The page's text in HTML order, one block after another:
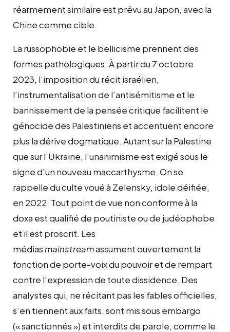
réarmement similaire est prévu au Japon, avec la
Chine comme cible.
La russophobie et le bellicisme prennent des
formes pathologiques. À partir du 7 octobre
2023, l’imposition du récit israélien,
l’instrumentalisation de l’antisémitisme et le
bannissement de la pensée critique facilitent le
génocide des Palestiniens et accentuent encore
plus la dérive dogmatique. Autant sur la Palestine
que sur l’Ukraine, l’unanimisme est exigé sous le
signe d’un nouveau maccarthysme. On se
rappelle du culte voué à Zelensky, idole déifiée,
en 2022. Tout point de vue non conforme à la
doxa est qualifié de poutiniste ou de judéophobe
et il est proscrit. Les
médiasmainstreamassument ouvertement la
fonction de porte-voix du pouvoir et de rempart
contre l’expression de toute dissidence. Des
analystes qui, ne récitant pas les fables officielles,
s’en tiennent aux faits, sont mis sous embargo
(« sanctionnés ») et interdits de parole, comme le